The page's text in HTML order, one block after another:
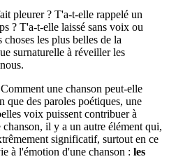
pleurer ? T'a-t-elle rappelé un
? T'a-t-elle laissé sans voix ou
les plus belles de la
surnaturelle à réveiller les
une chanson peut-elle
que des paroles poétiques, une
voix puissent contribuer à
chanson, il y a un autre élément qui,
significatif, surtout en ce
à l'émotion d'une chanson : les